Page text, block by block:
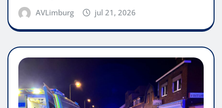
AVLimburg jul 21, 2026